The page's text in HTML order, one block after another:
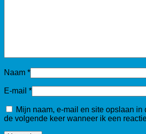
Naam *
E-mail *
Mijn naam, e-mail en site opslaan in
de volgende keer wanneer ik een